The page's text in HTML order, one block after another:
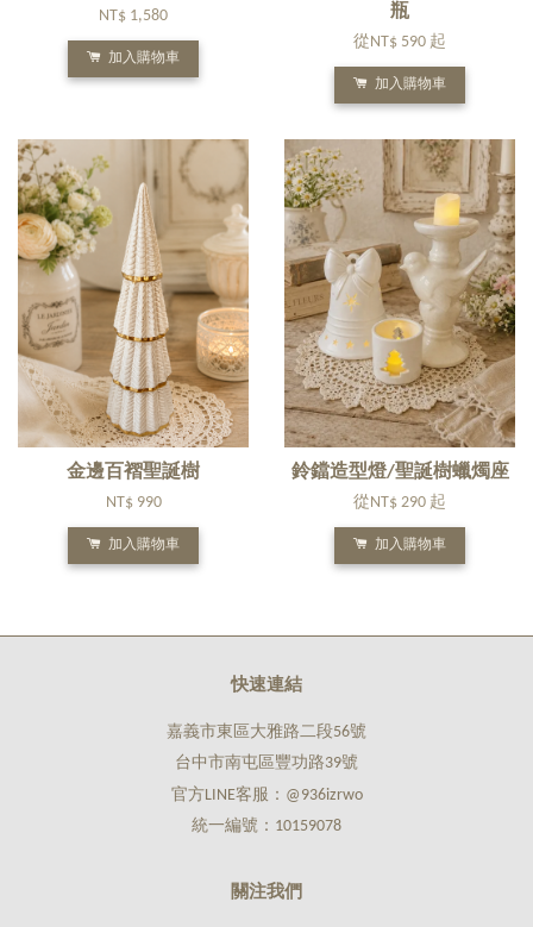
NT$ 1,580
加入購物車
瓶
從 NT$ 590 起
加入購物車
金邊百褶聖誕樹
NT$ 990
加入購物車
鈴鐺造型燈/聖誕樹蠟燭座
從 NT$ 290 起
加入購物車
快速連結
嘉義市東區大雅路二段56號
台中市南屯區豐功路39號
官方LINE客服：@936izrwo
統一編號：10159078
關注我們